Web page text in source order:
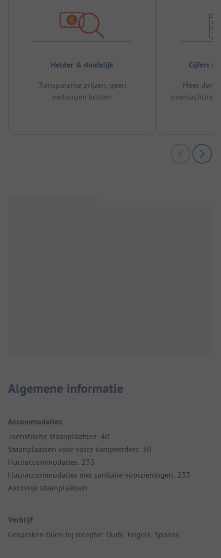
Helder & duidelijk
Transparante prijzen, geen
verborgen kosten
Cijfers
Meer dan
Algemene informatie
Accommodaties
Toeristische staanplaatsen: 40
Staanplaatsen voor vaste kampeerders: 30
Huuraccommodaties: 233
Huuraccommodaties met sanitaire voorzieningen: 233
Autovrije staanplaatsen
Verblijf
Gesproken talen bij receptie: Duits, Engels, Spaans